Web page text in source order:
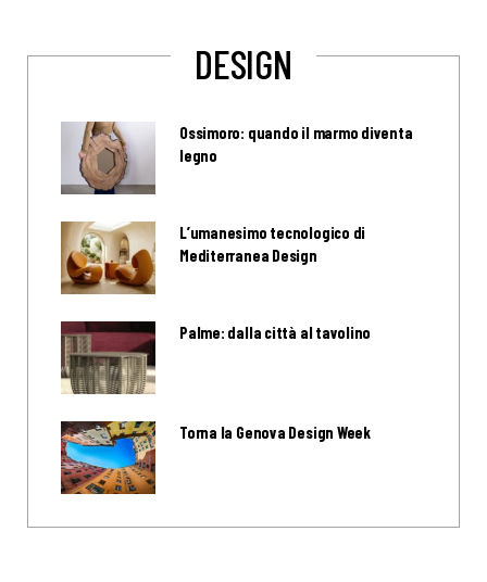
DESIGN
Ossimoro: quando il marmo diventa
legno
L’umanesimo tecnologico di
Mediterranea Design
Palme: dalla città al tavolino
Torna la Genova Design Week